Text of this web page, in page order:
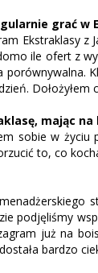
grać
Ekstraklasy z
ile ofert z
mając
sobie w
to, co
podjęliśmy
już na
bardzo